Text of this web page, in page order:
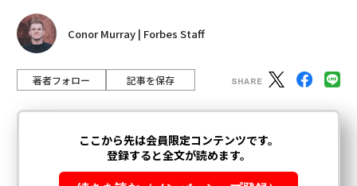
Conor Murray | Forbes Staff
著者フォロー 記事を保存